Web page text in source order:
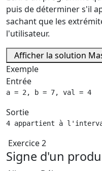
puis de déterminer s'il
sachant que les
l'utilisateur.
Afficher la solution
Exemple
Entrée
a = 2, b = 7, val = 4
Sortie
4 appartient à
Exercice 2
Signe d'un